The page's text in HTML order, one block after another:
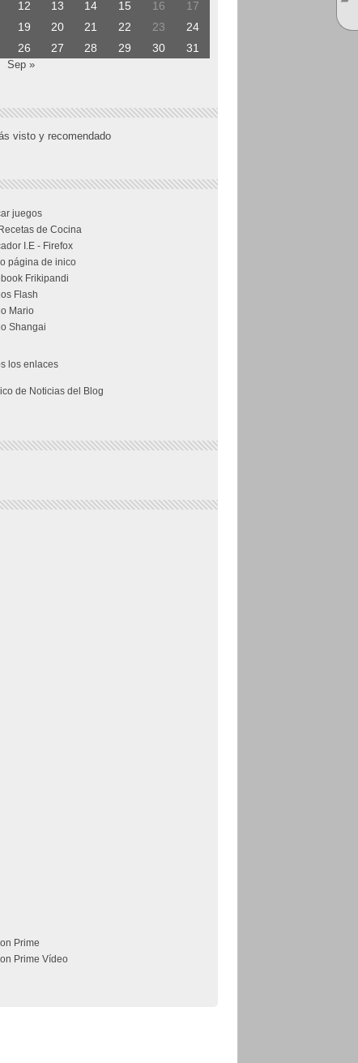
12 13 14 15 16
17
19 20 21 22 23
24
26 27 28 29 30 31
Sep »
visto y recomendado
juegos
de Cocina
I.E - Firefox
página de inico
Frikipandi
Flash
Mario
Shangai
los enlaces
de Noticias del Blog
Prime
Prime Vídeo